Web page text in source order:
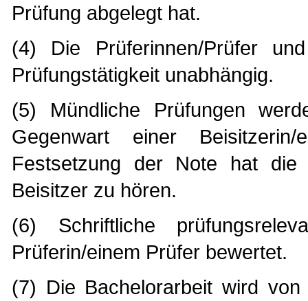
Prüfung abgelegt hat.
(4) Die Prüferinnen/Prüfer
Prüfungstätigkeit unabhängig.
(5) Mündliche Prüfungen
Gegenwart einer
Festsetzung der Note hat die
Beisitzer zu hören.
(6) Schriftliche
Prüferin/einem Prüfer bewertet.
(7) Die Bachelorarbeit wird